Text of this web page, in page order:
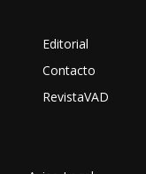
Editorial
Contacto
RevistaVAD